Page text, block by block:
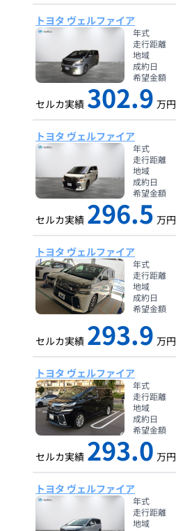
トヨタ ヴェルファイア
年式
走行距離
地域
成約日
希望金額
セルカ実績 302.9 万円
トヨタ ヴェルファイア
年式
走行距離
地域
成約日
希望金額
セルカ実績 296.5 万円
トヨタ ヴェルファイア
年式
走行距離
地域
成約日
希望金額
セルカ実績 293.9 万円
トヨタ ヴェルファイア
年式
走行距離
地域
成約日
希望金額
セルカ実績 293.0 万円
トヨタ ヴェルファイア
年式
走行距離
地域